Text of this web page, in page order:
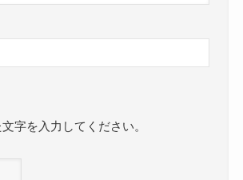
文字を入力してください。